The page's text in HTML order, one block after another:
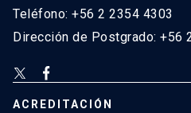
Teléfono: +56 2 2354 4303
Dirección de Postgrado: +56
ACREDITACIÓN